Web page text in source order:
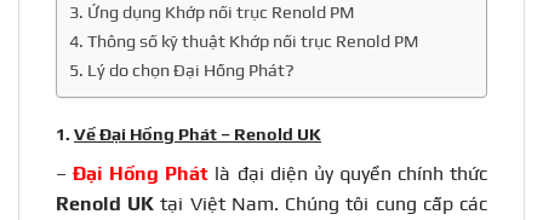
3. Ứng dụng Khớp nối trục Renold PM
4. Thông số kỹ thuật Khớp nối trục Renold PM
5. Lý do chọn Đại Hồng Phát?
1. Về Đại Hồng Phát – Renold UK
–Đại Hồng Phát là đại diện ủy quyền chính thức
Renold UK tại Việt Nam. Chúng tôi cung cấp các